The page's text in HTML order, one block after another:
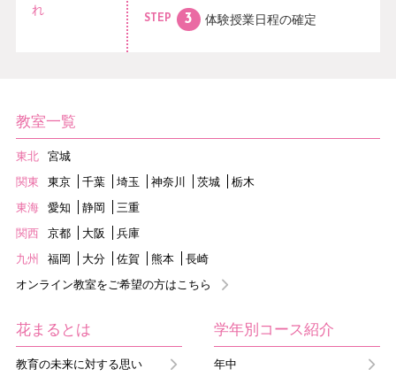
れ
STEP 体験授業日程の確定
教室一覧
東北
宮城
関東
東京 千葉 埼玉 神奈川 茨城
栃木
東海
愛知 静岡
三重
関西
京都 大阪
兵庫
九州
福岡 大分 佐賀 熊本
長崎
オンライン教室をご希望の方はこちら
花まるとは
教育の未来に対する思い
学年別コース紹介
年中